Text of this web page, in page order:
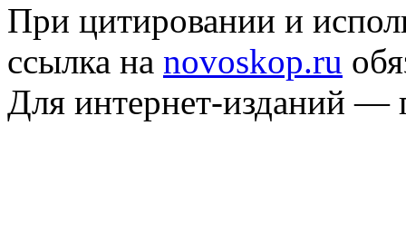
При цитировании и
ссылка на novoskop.ru
Для интернет-изданий —